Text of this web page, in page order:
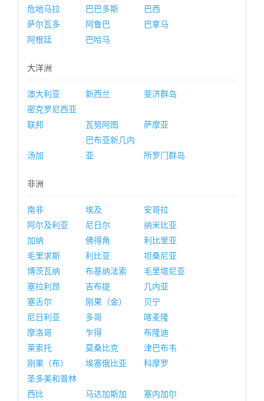
危地马拉
巴巴多斯
巴西
萨尔瓦多
阿鲁巴
巴拿马
阿根廷
巴哈马
大洋洲
澳大利亚 新西兰
斐济群岛
密克罗尼西亚
联邦
瓦努阿图 萨摩亚
汤加
巴布亚新几内
亚
所罗门群岛
非洲
南非 埃及
安哥拉
阿尔及利亚
尼日尔
纳米比亚
加纳
佛得角
利比里亚
毛里求斯
利比亚
坦桑尼亚
博茨瓦纳
布基纳法索
毛里塔尼亚
塞拉利昂
吉布提
几内亚
塞舌尔
刚果（金）
贝宁
尼日利亚
多哥
喀麦隆
摩洛哥
乍得
布隆迪
莱索托
莫桑比克
津巴布韦
刚果（布）
埃塞俄比亚
科摩罗
圣多美和普林
西比
马达加斯加 塞内加尔